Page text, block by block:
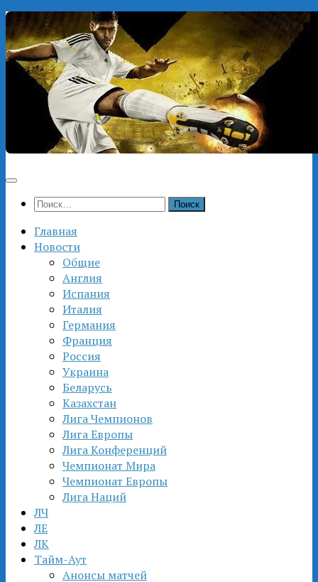
Перейти
к
содержимому
Найти:
Главная
Новости
Общие
Англия
Испания
Италия
Германия
Франция
Россия
Украина
Беларусь
Казахстан
Лига Чемпионов
Лига Европы
Лига Конференций
Чемпионат Мира
Чемпионат Европы
Лига Наций
ЛЧ
ЛЕ
ЛК
Тайм-Аут
Анонсы матчей